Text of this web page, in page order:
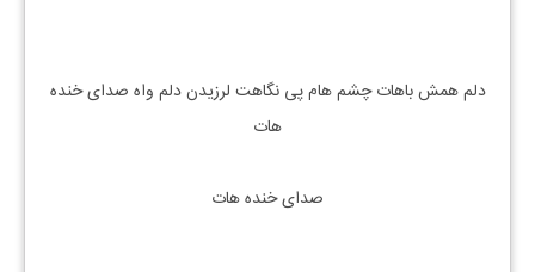
دلم همش باهات چشم هام پی نگاهت لرزیدن دلم واه صدای خنده
هات
صدای خنده هات